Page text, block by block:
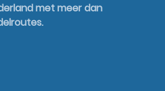
met meer dan